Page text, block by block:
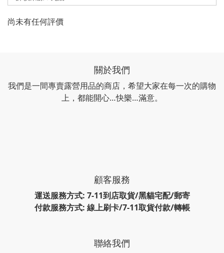
尚未有任何評價
關於我們
我們是一間專賣露營用品的商店，希望大家在每一次的購物
上，都能開心…快樂…滿意。
顧客服務
運送服務方式: 7-11到店取貨/黑貓宅配/郵寄
付款服務方式: 線上刷卡/7-11取貨付款/轉帳
聯絡我們